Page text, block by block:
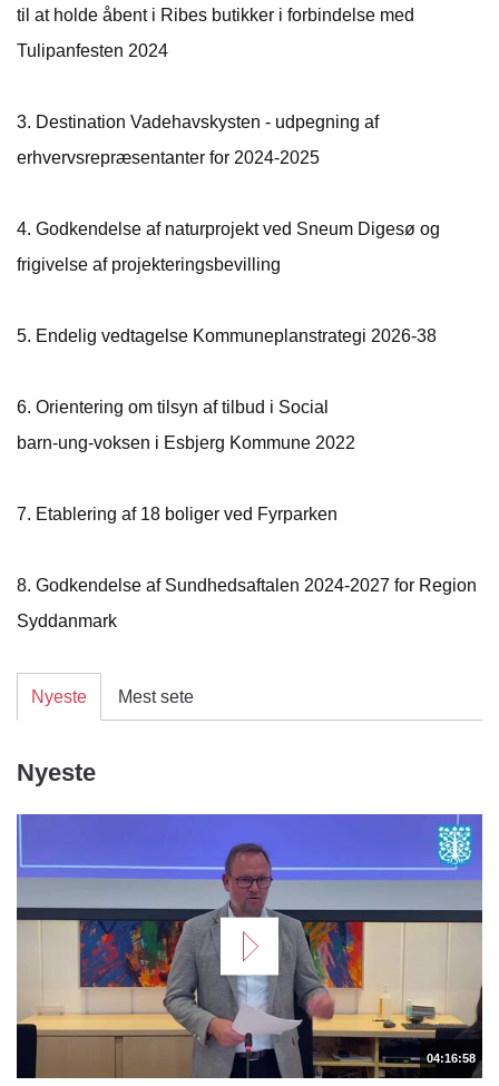
til at holde åbent i Ribes butikker i forbindelse med
Tulipanfesten 2024
3. Destination Vadehavskysten - udpegning af
erhvervsrepræsentanter for 2024-2025
4. Godkendelse af naturprojekt ved Sneum Digesø og
frigivelse af projekteringsbevilling
5. Endelig vedtagelse Kommuneplanstrategi 2026-38
6. Orientering om tilsyn af tilbud i Social
barn-ung-voksen i Esbjerg Kommune 2022
7. Etablering af 18 boliger ved Fyrparken
8. Godkendelse af Sundhedsaftalen 2024-2027 for Region
Syddanmark
Nyeste Mest sete
Nyeste
04:16:58